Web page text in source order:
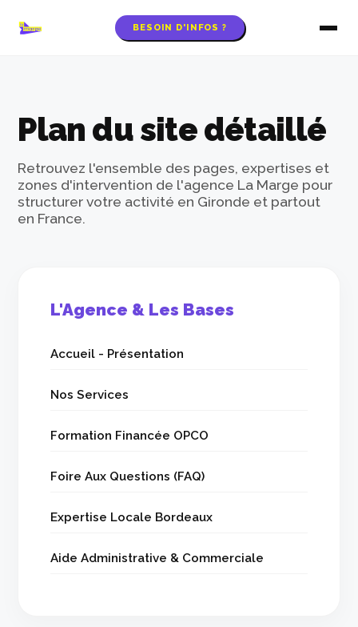
BESOIN D'INFOS ?
Plan du site détaillé
Retrouvez l'ensemble des pages, expertises et
zones d'intervention de l'agence La Marge pour
structurer votre activité en Gironde et partout
en France.
L'Agence & Les Bases
Accueil - Présentation
Nos Services
Formation Financée OPCO
Foire Aux Questions (FAQ)
Expertise Locale Bordeaux
Aide Administrative & Commerciale